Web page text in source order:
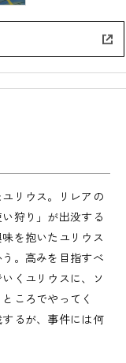
リウス。リレアの
狩り」が出没する
を抱いたユリウス
。高みを目指すべ
くユリウスに、ソ
ころでやってく
るが、事件には何